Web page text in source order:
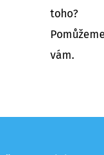
toho?
vám.